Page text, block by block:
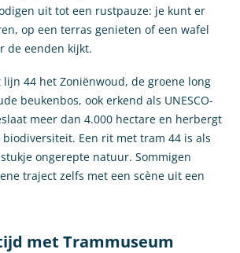
uit tot een rustpauze: je kunt er
op een terras genieten of een wafel
de eenden kijkt.
44 het Zoniënwoud, de groene long
beukenbos, ook erkend als UNESCO-
meer dan 4.000 hectare en herbergt
Een rit met tram 44 is als
ongerepte natuur. Sommigen
traject zelfs met een scène uit een
met Trammuseum